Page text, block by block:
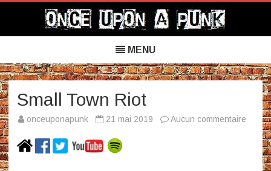
Once Upon a PunkSkip
to
content
MENU
Small Town Riot
onceuponapunk 21 mai 2019 Aucun commentaire
Small
Town